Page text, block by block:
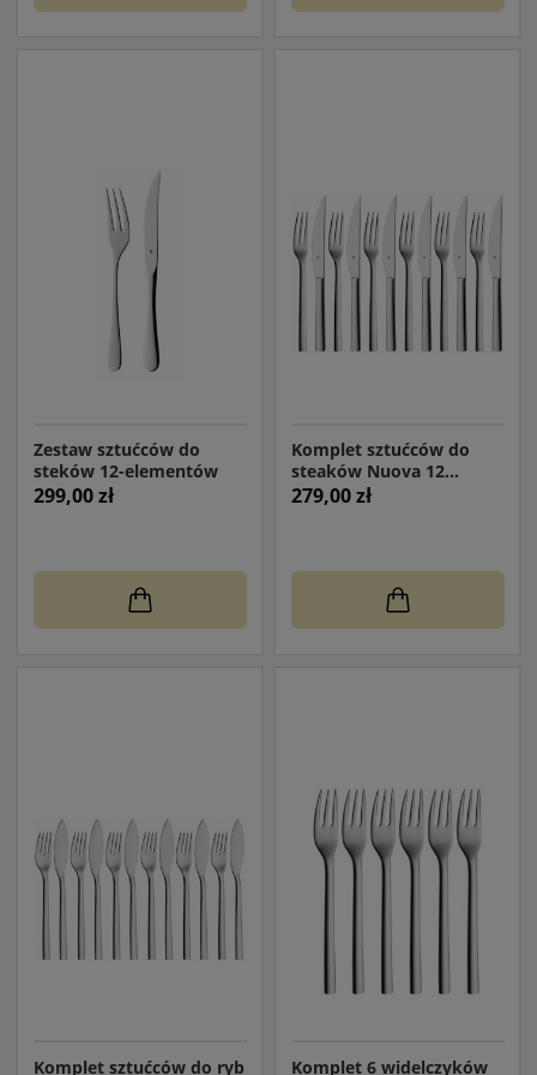
Zestaw sztućców do
steków 12-elementów
299,00 zł
Komplet sztućców do
steaków Nuova 12
elementów (6 osób)
279,00 zł
Komplet sztućców do ryb
Komplet 6 widelczyków